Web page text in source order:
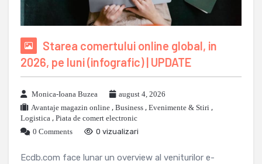
Starea comertului online global, in
2026, pe luni (infografic) | UPDATE
Monica-Ioana Buzea
august 4, 2026
Avantaje magazin online , Business , Evenimente & Stiri ,
Logistica , Piata de comert electronic
0 Comments
0 vizualizari
Ecdb.com face lunar un overview al veniturilor e-